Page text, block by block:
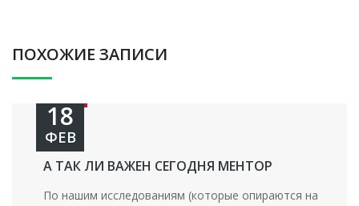
ПОХОЖИЕ ЗАПИСИ
А ТАК ЛИ ВАЖЕН СЕГОДНЯ МЕНТОР
18
ФЕВ
По нашим исследованиям (которые опираются на